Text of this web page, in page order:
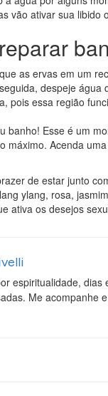
vão ativar sua libido
as ervas em um
despeje
pois essa região
banho! Esse é um
máximo. Acenda
de estar junto
ylang, rosa,
ativa os desejos
espiritualidade,
Me acompanhe